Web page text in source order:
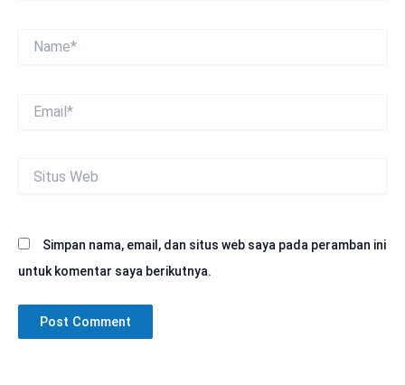
Web
Simpan nama, email, dan situs web saya pada peramban ini
untuk komentar saya berikutnya.